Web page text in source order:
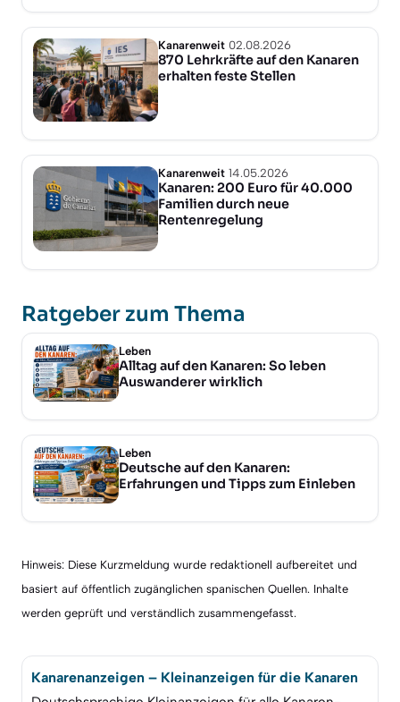
Kanarenweit 02.08.2026
870 Lehrkräfte auf den Kanaren
erhalten feste Stellen
Kanarenweit 14.05.2026
Kanaren: 200 Euro für 40.000
Familien durch neue
Rentenregelung
Ratgeber zum Thema
Leben
Alltag auf den Kanaren: So leben
Auswanderer wirklich
Leben
Deutsche auf den Kanaren:
Erfahrungen und Tipps zum Einleben
Hinweis: Diese Kurzmeldung wurde redaktionell aufbereitet und
basiert auf öffentlich zugänglichen spanischen Quellen. Inhalte
werden geprüft und verständlich zusammengefasst.
Kanarenanzeigen – Kleinanzeigen für die Kanaren